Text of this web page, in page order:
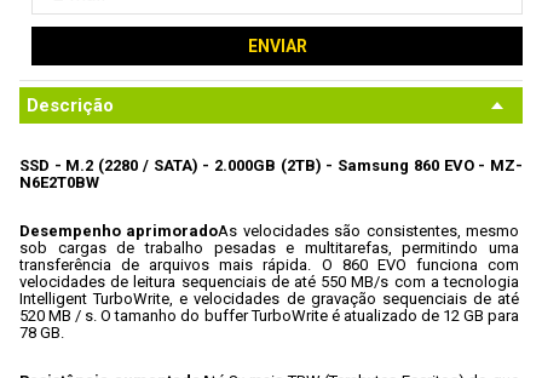
ENVIAR
Descrição
SSD - M.2 (2280 / SATA) - 2.000GB (2TB) - Samsung 860 EVO - MZ-
N6E2T0BW
Desempenho aprimoradoAs velocidades são consistentes, mesmo
sob cargas de trabalho pesadas e multitarefas, permitindo uma
transferência de arquivos mais rápida. O 860 EVO funciona com
velocidades de leitura sequenciais de até 550 MB/s com a tecnologia
Intelligent TurboWrite, e velocidades de gravação sequenciais de até
520 MB / s. O tamanho do buffer TurboWrite é atualizado de 12 GB para
78 GB.